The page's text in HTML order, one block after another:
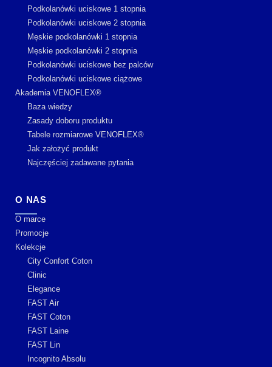
Podkolanówki uciskowe 1 stopnia
Podkolanówki uciskowe 2 stopnia
Męskie podkolanówki 1 stopnia
Męskie podkolanówki 2 stopnia
Podkolanówki uciskowe bez palców
Podkolanówki uciskowe ciążowe
Akademia VENOFLEX®
Baza wiedzy
Zasady doboru produktu
Tabele rozmiarowe VENOFLEX®
Jak założyć produkt
Najczęściej zadawane pytania
O NAS
O marce
Promocje
Kolekcje
City Confort Coton
Clinic
Elegance
FAST Air
FAST Coton
FAST Laine
FAST Lin
Incognito Absolu